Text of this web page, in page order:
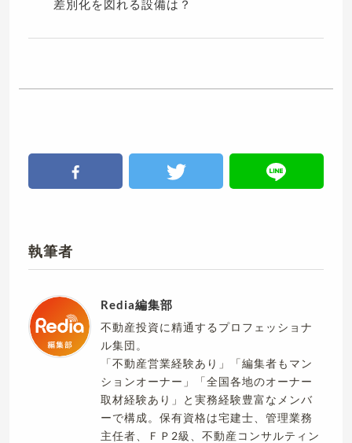
差別化を図れる設備は？
執筆者
Redia編集部
不動産投資に精通するプロフェッショナ
ル集団。
「不動産営業経験あり」「編集者もマン
ションオーナー」「全国各地のオーナー
取材経験あり」と実務経験豊富なメンバ
ーで構成。保有資格は宅建士、管理業務
主任者、ＦＰ2級、不動産コンサルティン